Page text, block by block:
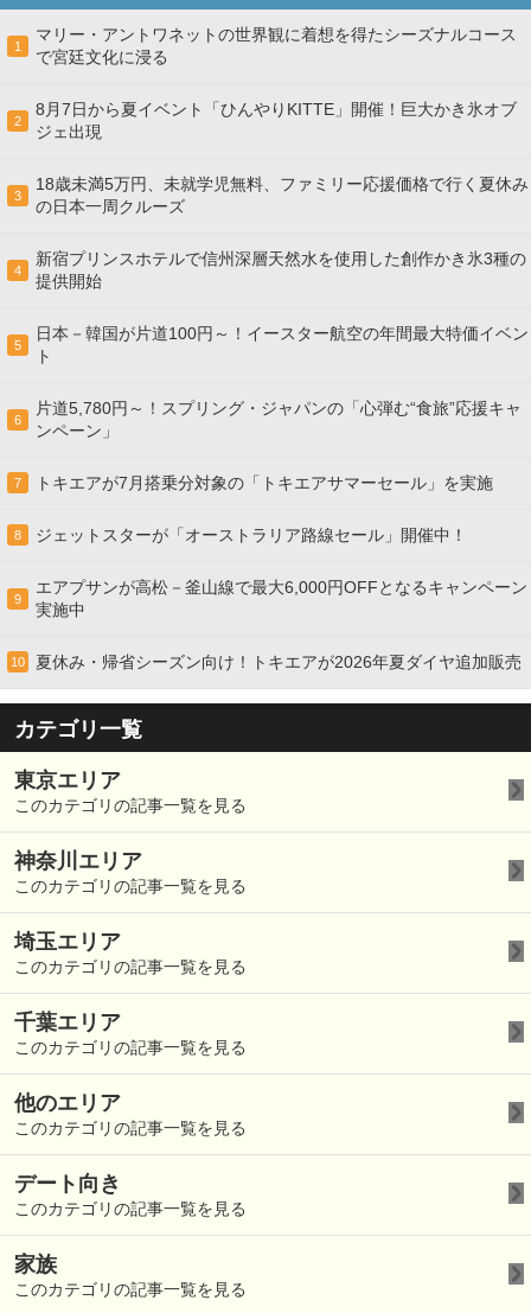
1
マリー・アントワネットの世界観に着想を得たシーズナルコース
で宮廷文化に浸る
2
8月7日から夏イベント「ひんやりKITTE」開催！巨大かき氷オブ
ジェ出現
3
18歳未満5万円、未就学児無料、ファミリー応援価格で行く夏休み
の日本一周クルーズ
4
新宿プリンスホテルで信州深層天然水を使用した創作かき氷3種の
提供開始
5
日本－韓国が片道100円～！イースター航空の年間最大特価イベン
ト
6
片道5,780円～！スプリング・ジャパンの「心弾む“食旅”応援キャ
ンペーン」
7 トキエアが7月搭乗分対象の「トキエアサマーセール」を実施
8 ジェットスターが「オーストラリア路線セール」開催中！
9
エアプサンが高松－釜山線で最大6,000円OFFとなるキャンペーン
実施中
10 夏休み・帰省シーズン向け！トキエアが2026年夏ダイヤ追加販売
カテゴリ一覧
東京エリア
このカテゴリの記事一覧を見る
神奈川エリア
このカテゴリの記事一覧を見る
埼玉エリア
このカテゴリの記事一覧を見る
千葉エリア
このカテゴリの記事一覧を見る
他のエリア
このカテゴリの記事一覧を見る
デート向き
このカテゴリの記事一覧を見る
家族
このカテゴリの記事一覧を見る